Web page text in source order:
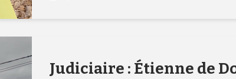
Judiciaire : Étienne de